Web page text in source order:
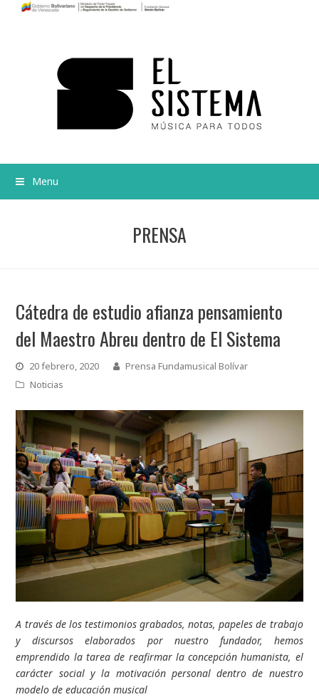
Menu
PRENSA
Cátedra de estudio afianza pensamiento
del Maestro Abreu dentro de El Sistema
20 febrero, 2020
Prensa Fundamusical Bolívar
Noticias
A través de los testimonios grabados, notas, papeles de trabajo
y discursos elaborados por nuestro fundador, hemos
emprendido la tarea de reafirmar la concepción humanista, el
carácter social y la motivación personal dentro de nuestro
modelo de educación musical